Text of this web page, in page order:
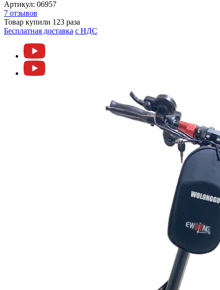
Артикул: 06957
7 отзывов
Товар купили 123 раза
Бесплатная доставка c НДС